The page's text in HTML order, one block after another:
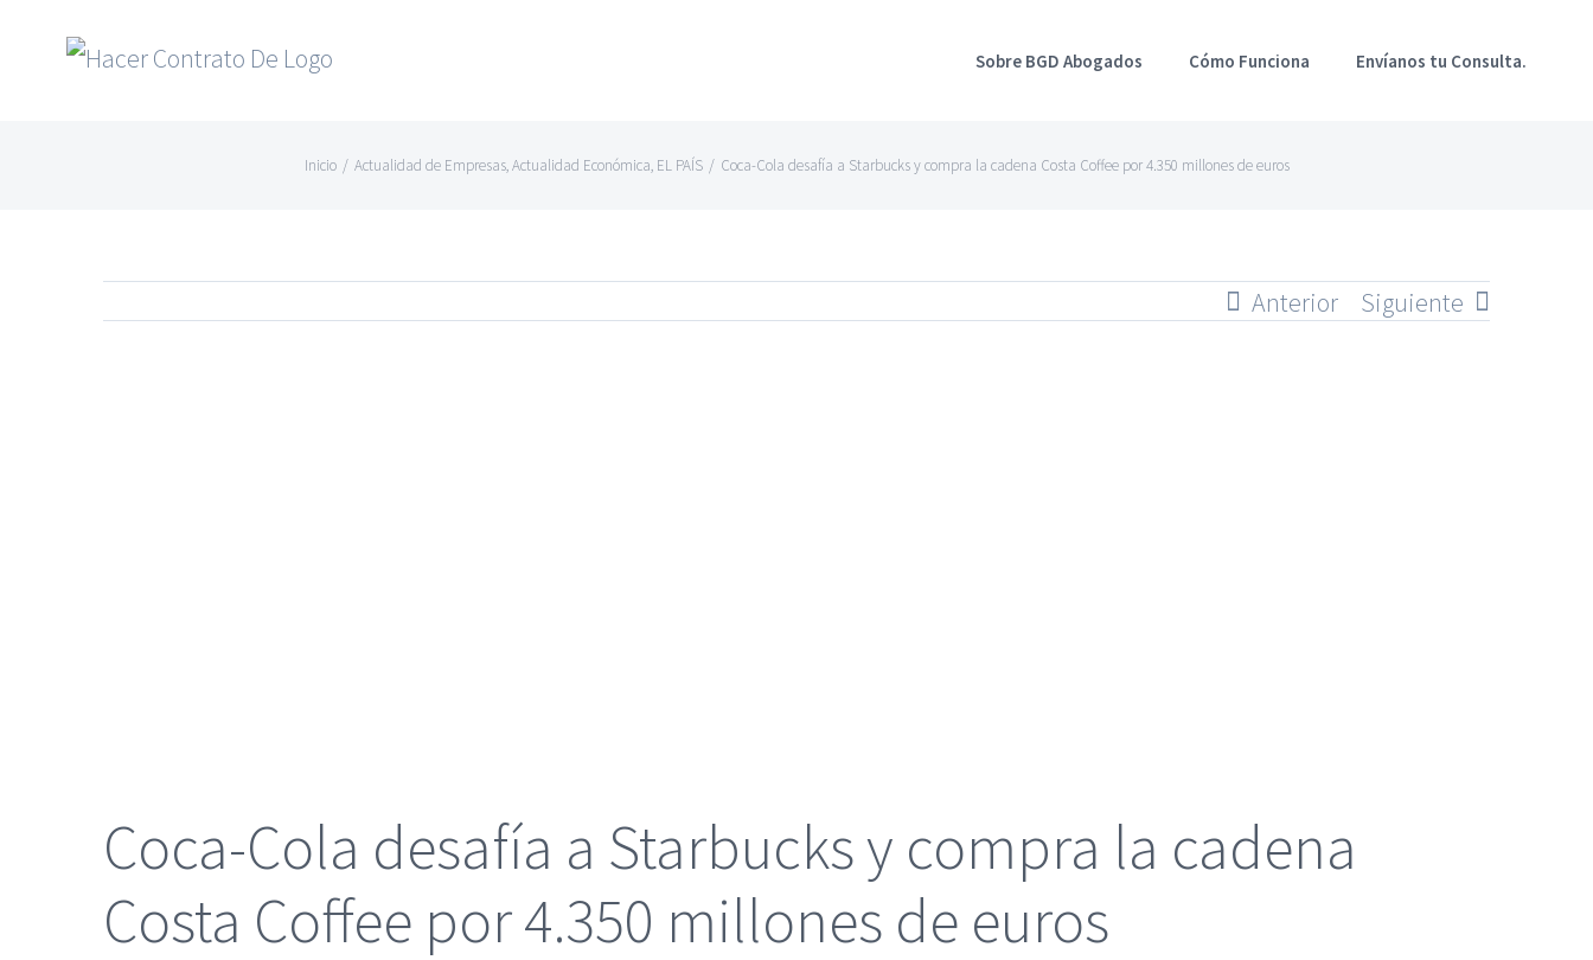
Sobre BGD Abogados Cómo Funciona Envíanos tu Consulta.
Inicio / Actualidad de Empresas,Actualidad Económica, EL PAÍS / Coca-Cola desafía a Starbucks y compra la cadena Costa Coffee por 4.350 millones de euros
Anterior Siguiente
Coca-Cola desafía a Starbucks y compra la cadena
Costa Coffee por 4.350 millones de euros